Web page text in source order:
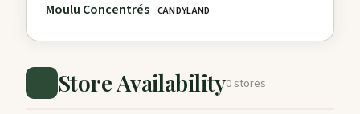
Moulu Concentrés CANDYLAND
Store Availability0 stores